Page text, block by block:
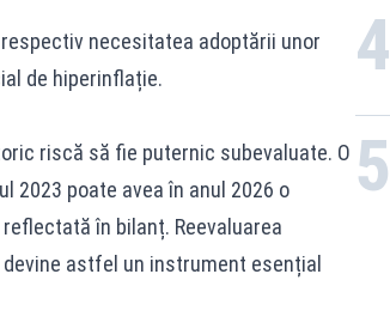
necesitatea adoptării unor
de hiperinflație.
riscă să fie puternic subevaluate. O
2023 poate avea în anul 2026 o
în bilanț. Reevaluarea
astfel un instrument esențial
4
5